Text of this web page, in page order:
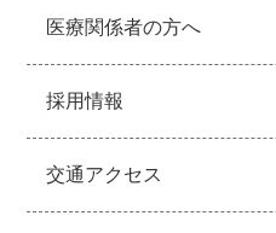
医療関係者の方へ
採用情報
交通アクセス